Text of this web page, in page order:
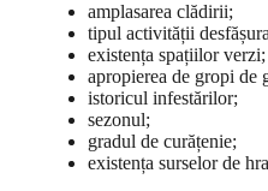
amplasarea clădirii;
tipul activității
existența spațiilor verzi;
apropierea de gropi de
istoricul infestărilor;
sezonul;
gradul de curățenie;
existența surselor de